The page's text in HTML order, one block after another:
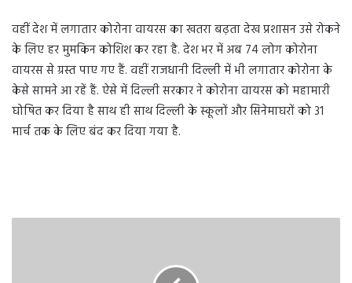
वहीं देश में लगातार कोरोना वायरस का खतरा बढ़ता देख प्रशासन उसे रोकने
के लिए हर मुमकिन कोशिश कर रहा है. देश भर में अब 74 लोग कोरोना
वायरस से ग्रस्त पाए गए हैं. वहीं राजधानी दिल्ली में भी लगातार कोरोना के
केसे सामने आ रहें हैं. ऐसे में दिल्ली सरकार ने कोरोना वायरस को महामारी
घोषित कर दिया है साथ ही साथ दिल्ली के स्कूलों और सिनेमाघरों को 31
मार्च तक के लिए बंद कर दिया गया है.